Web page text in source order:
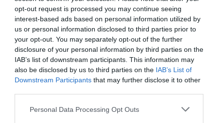
opt-out request is processed you may continue seeing
interest-based ads based on personal information utilized by
us or personal information disclosed to third parties prior to
your opt-out. You may separately opt-out of the further
disclosure of your personal information by third parties on the
IAB’s list of downstream participants. This information may
also be disclosed by us to third parties on the IAB’s List of
Downstream Participants that may further disclose it to other
Personal Data Processing Opt Outs
Manfoua commenté l'article :
Pyramides, croisières et mer Rouge : l’Égypte mise sur
une saison record malgré le contexte géopolitique
aérien vers l’Amérique latine